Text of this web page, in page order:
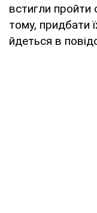
встигли пройти
тому, придбати
йдеться в